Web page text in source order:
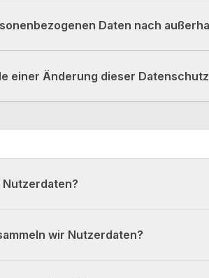
Daten nach
einer Änderung dieser
wir Nutzerdaten?